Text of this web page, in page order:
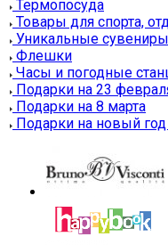
Термопосуда
Товары для спорта,
Уникальные сувениры
Флешки
Часы и погодные
Подарки на 23
Подарки на 8 марта
Подарки на новый